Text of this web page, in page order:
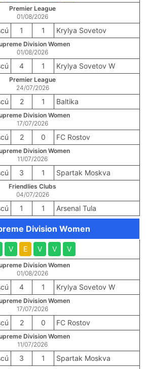
Premier League
01/08/2026
1 1 Krylya Sovetov
Division Women
01/08/2026
4 1 Krylya Sovetov W
Premier League
24/07/2026
2 1 Baltika
Division Women
17/07/2026
2 0 FC Rostov
Division Women
11/07/2026
3 1 Spartak Moskva
Friendlies Clubs
04/07/2026
1 1 Arsenal Tula
Division Women
V E V V V
Division Women
01/08/2026
4 1 Krylya Sovetov W
Division Women
17/07/2026
2 0 FC Rostov
Division Women
11/07/2026
3 1 Spartak Moskva